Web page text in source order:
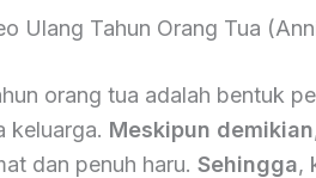
Ulang Tahun Orang Tua
orang tua adalah bentuk
keluarga. Meskipun demikian
dan penuh haru. Sehingga,